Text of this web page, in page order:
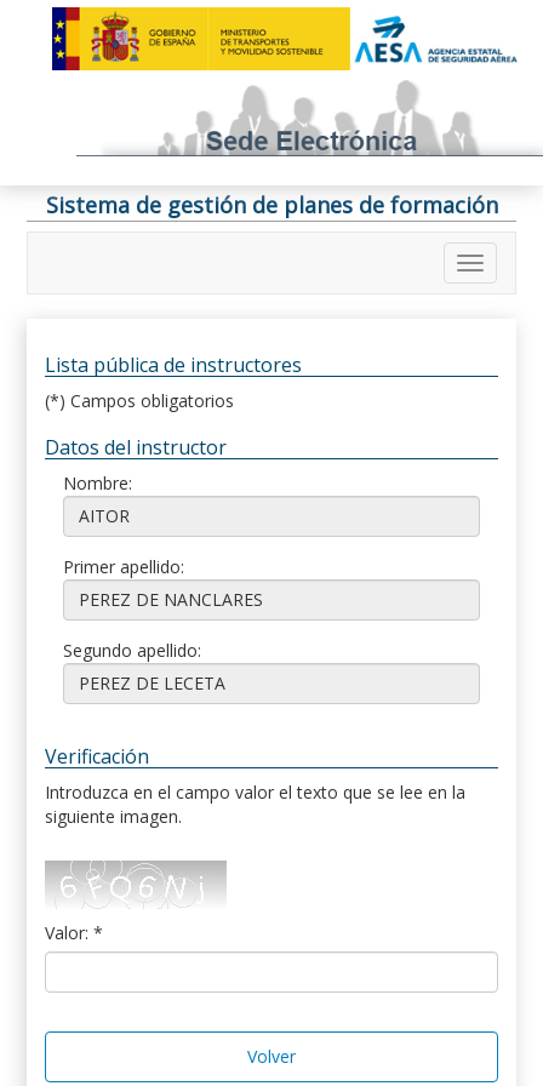
Sistema de gestión de planes de formación
Lista pública de instructores
(*) Campos obligatorios
Datos del instructor
Nombre:
Primer apellido:
Segundo apellido:
Verificación
Introduzca en el campo valor el texto que se lee en la
siguiente imagen.
Valor: *
Volver